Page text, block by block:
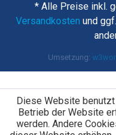
* Alle Preise inkl.
Versandkosten und
Umsetzung:
Diese Website
Betrieb der Website
werden. Andere